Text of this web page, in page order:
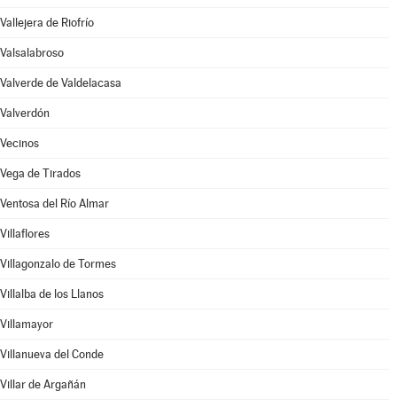
Vallejera de Riofrío
Valsalabroso
Valverde de Valdelacasa
Valverdón
Vecinos
Vega de Tirados
Ventosa del Río Almar
Villaflores
Villagonzalo de Tormes
Villalba de los Llanos
Villamayor
Villanueva del Conde
Villar de Argañán